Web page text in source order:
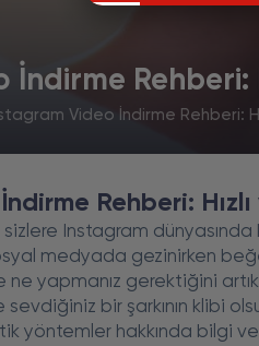
İndirme Rehberi:
Video İndirme Rehberi:
Rehberi:
Instagram dünyasında
medyada gezinirken
yapmanız gerektiğini artık
bir şarkının klibi
yöntemler hakkında bilgi